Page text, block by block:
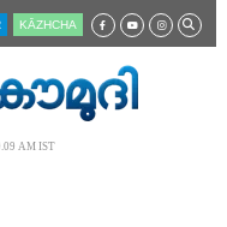
KĀZHCHA
AM IST